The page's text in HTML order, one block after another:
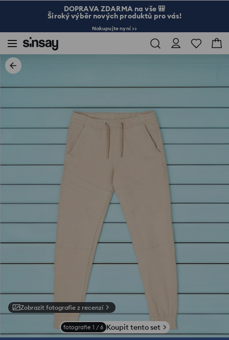
DOPRAVA ZDARMA na vše 🎒
Široký výběr nových produktů pro vás!
Nakupujte nyní >>
Zobrazit fotografie z recenzí
fotografie 1 / 6 Koupit tento set